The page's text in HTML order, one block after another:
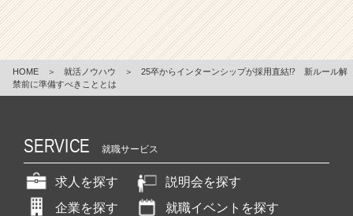
HOME ＞ 就活ノウハウ ＞
25卒からインターンシップが採用直結⁉ 新ルール解
禁前に準備すべきこととは
SERVICE 就職サービス
求人を探す
説明会を探す
企業を探す
就職イベントを探す